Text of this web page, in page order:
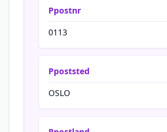
Ppostnr
0113
Ppoststed
OSLO